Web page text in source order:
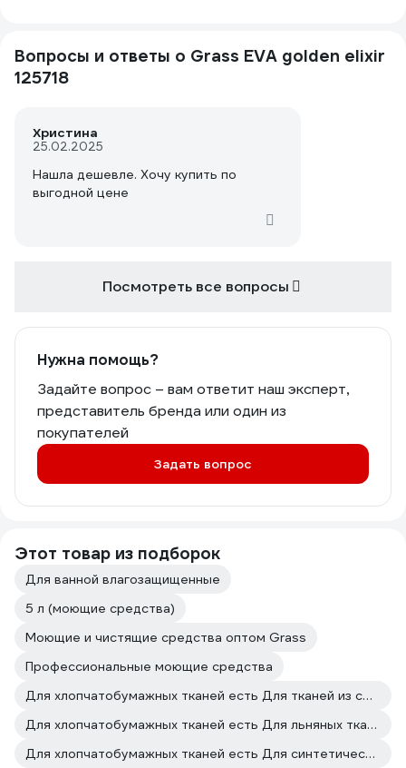
Вопросы и ответы о Grass EVA golden elixir
125718
Христина
25.02.2025
Нашла дешевле. Хочу купить по
выгодной цене
Посмотреть все вопросы
Нужна помощь?
Задайте вопрос – вам ответит наш эксперт,
представитель бренда или один из
покупателей
Задать вопрос
Этот товар из подборок
Для ванной влагозащищенные
5 л (моющие средства)
Моющие и чистящие средства оптом Grass
Профессиональные моющие средства
Для хлопчатобумажных тканей есть Для тканей из смешанных волокон есть
Для хлопчатобумажных тканей есть Для льняных тканей есть
Для хлопчатобумажных тканей есть Для синтетических тканей есть